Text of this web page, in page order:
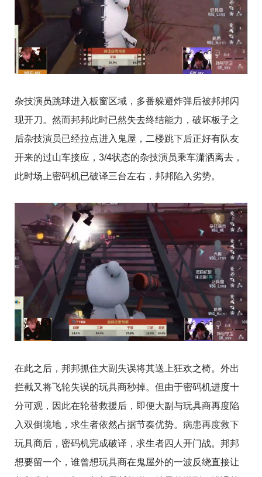
杂技演员跳球进入板窗区域，多番躲避炸弹后被邦邦闪
现开刀。然而邦邦此时已然失去终结能力，破坏板子之
后杂技演员已经拉点进入鬼屋，二楼跳下后正好有队友
开来的过山车接应，3/4状态的杂技演员乘车潇洒离去，
此时场上密码机已破译三台左右，邦邦陷入劣势。
在此之后，邦邦抓住大副失误将其送上狂欢之椅。外出
拦截又将飞轮失误的玩具商秒掉。但由于密码机进度十
分可观，因此在轮替救援后，即便大副与玩具商再度陷
入双倒境地，求生者依然占据节奏优势。病患再度救下
玩具商后，密码机完成破译，求生者四人开门战。邦邦
想要留一个，谁曾想玩具商在鬼屋外的一波反绕直接让